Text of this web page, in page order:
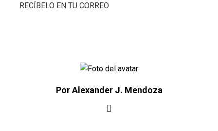
RECÍBELO EN TU CORREO
Por Alexander J. Mendoza